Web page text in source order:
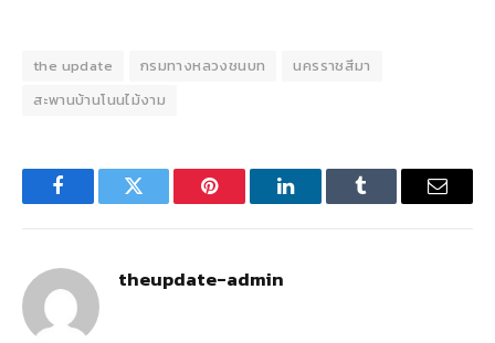
the update กรมทางหลวงชนบท
นครราชสีมา
สะพานบ้านโนนไม้งาม
FacebookTwitter Pinterest LinkedInTumblr Email
theupdate-admin